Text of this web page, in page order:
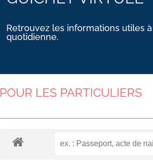
Retrouvez les informations utiles
quotidienne.
POUR LES PARTICULIERS